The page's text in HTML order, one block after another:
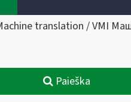
translation / VMI
Paieška